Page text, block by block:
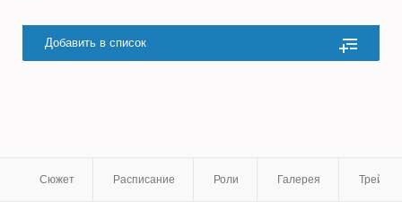
Добавить в список
Сюжет Расписание Роли Галерея